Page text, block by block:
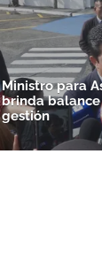
Ministro para
brinda
gestión